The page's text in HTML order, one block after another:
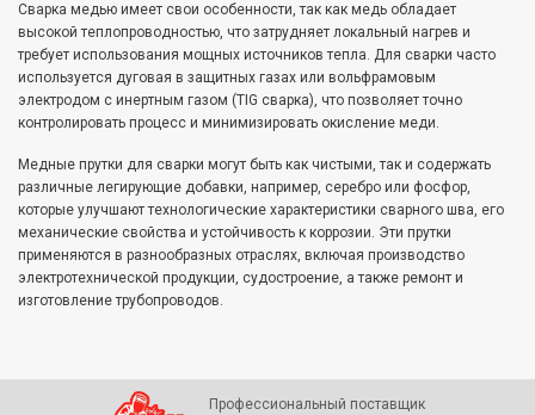
Сварка медью имеет свои особенности, так как медь обладает
высокой теплопроводностью, что затрудняет локальный нагрев и
требует использования мощных источников тепла. Для сварки часто
используется дуговая в защитных газах или вольфрамовым
электродом с инертным газом (TIG сварка), что позволяет точно
контролировать процесс и минимизировать окисление меди.
Медные прутки для сварки могут быть как чистыми, так и содержать
различные легирующие добавки, например, серебро или фосфор,
которые улучшают технологические характеристики сварного шва, его
механические свойства и устойчивость к коррозии. Эти прутки
применяются в разнообразных отраслях, включая производство
электротехнической продукции, судостроение, а также ремонт и
изготовление трубопроводов.
Профессиональный поставщик